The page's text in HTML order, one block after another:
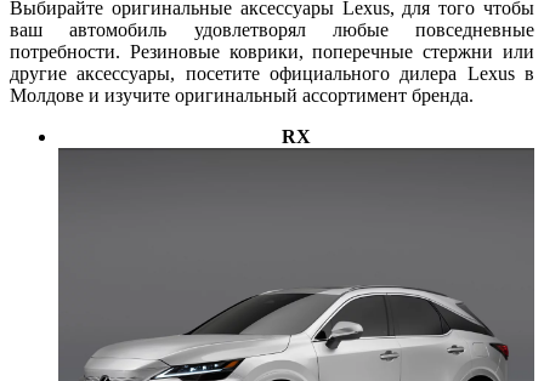
Выбирайте оригинальные аксессуары Lexus, для того чтобы
ваш автомобиль удовлетворял любые повседневные
потребности. Резиновые коврики, поперечные стержни или
другие аксессуары, посетите официального дилера Lexus в
Молдове и изучите оригинальный ассортимент бренда.
RX